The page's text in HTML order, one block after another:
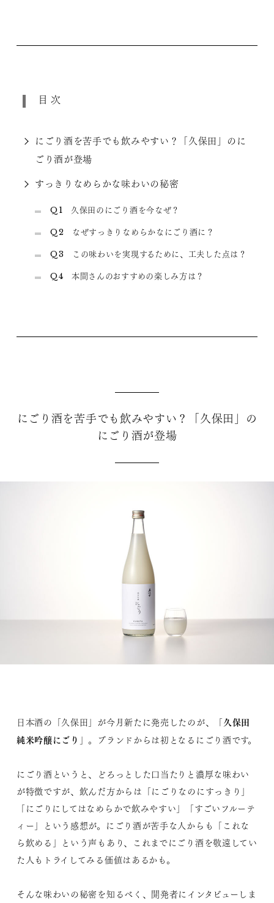
目次
にごり酒を苦手でも飲みやすい？「久保田」のに
ごり酒が登場
すっきりなめらかな味わいの秘密
Q1 久保田のにごり酒を今なぜ？
Q2 なぜすっきりなめらかなにごり酒に？
Q3 この味わいを実現するために、工夫した点は？
Q4 本間さんのおすすめの楽しみ方は？
にごり酒を苦手でも飲みやすい？「久保田」の
にごり酒が登場
日本酒の「久保田」が今月新たに発売したのが、「久保田
純米吟醸にごり 」。ブランドからは初となるにごり酒です。
にごり酒というと、どろっとした口当たりと濃厚な味わい
が特徴ですが、飲んだ方からは「にごりなのにすっきり」
「にごりにしてはなめらかで飲みやすい」「すごいフルーテ
ィー」という感想が。にごり酒が苦手な人からも「これな
ら飲める」という声もあり、これまでにごり酒を敬遠してい
た人もトライしてみる価値はあるかも。
そんな味わいの秘密を知るべく、開発者にインタビューしま